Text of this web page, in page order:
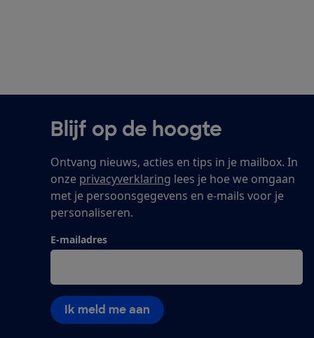
Blijf op de hoogte
Ontvang nieuws, acties en tips in je mailbox. In
onze privacyverklaring lees je hoe we omgaan
met je persoonsgegevens en e-mails voor je
personaliseren.
E-mailadres
Ik meld me aan